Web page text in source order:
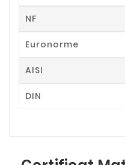
NF
Euronorme
AISI
DIN